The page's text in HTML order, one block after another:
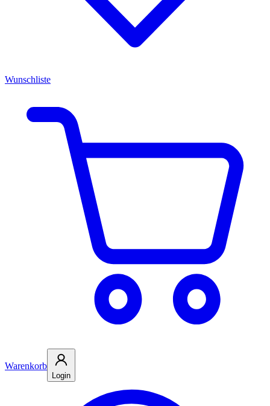
Wunschliste
Warenkorb
Login